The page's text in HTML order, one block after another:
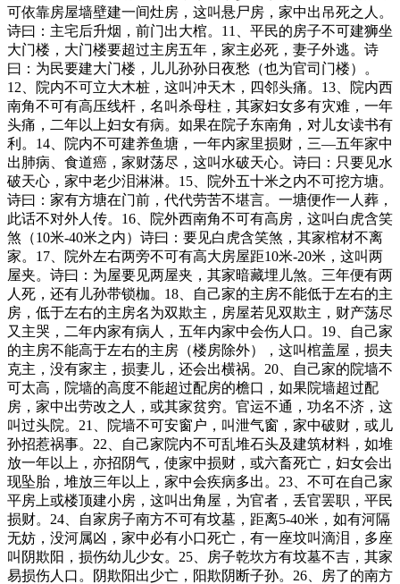
可依靠房屋墙壁建一间灶房，这叫悬尸房，家中出吊死之人。
诗曰：主宅后升烟，前门出大棺。11、平民的房子不可建狮坐
大门楼，大门楼要超过主房五年，家主必死，妻子外逃。诗
曰：为民要建大门楼，儿儿孙孙日夜愁（也为官司门楼）。
12、院内不可立大木桩，这叫冲天木，四邻头痛。13、院内西
南角不可有高压线杆，名叫杀母柱，其家妇女多有灾难，一年
头痛，二年以上妇女有病。如果在院子东南角，对儿女读书有
利。14、院内不可建养鱼塘，一年内家里损财，三―五年家中
出肺病、食道癌，家财荡尽，这叫水破天心。诗曰：只要见水
破天心，家中老少泪淋淋。15、院外五十米之内不可挖方塘。
诗曰：家有方塘在门前，代代劳苦不堪言。一塘便作一人葬，
此话不对外人传。16、院外西南角不可有高房，这叫白虎含笑
煞（10米-40米之内）诗曰：要见白虎含笑煞，其家棺材不离
家。17、院外左右两旁不可有高大房屋距10米-20米，这叫两
屋夹。诗曰：为屋要见两屋夹，其家暗藏埋儿煞。三年便有两
人死，还有儿孙带锁枷。18、自己家的主房不能低于左右的主
房，低于左右的主房名为双欺主，房屋若见双欺主，财产荡尽
又主哭，二年内家有病人，五年内家中会伤人口。19、自己家
的主房不能高于左右的主房（楼房除外），这叫棺盖屋，损夫
克主，没有家主，损妻儿，还会出横祸。20、自己家的院墙不
可太高，院墙的高度不能超过配房的檐口，如果院墙超过配
房，家中出劳改之人，或其家贫穷。官运不通，功名不济，这
叫过头院。21、院墙不可安窗户，叫泄气窗，家中破财，或儿
孙招惹祸事。22、自己家院内不可乱堆石头及建筑材料，如堆
放一年以上，亦招阴气，使家中损财，或六畜死亡，妇女会出
现坠胎，堆放三年以上，家中会疾病多出。23、不可在自己家
平房上或楼顶建小房，这叫出角屋，为官者，丢官罢职，平民
损财。24、自家房子南方不可有坟墓，距离5-40米，如有河隔
无妨，没河属凶，家中必有小口死亡，有一座坟叫滴泪，多座
叫阴欺阳，损伤幼儿少女。25、房子乾坎方有坟墓不吉，其家
易损伤人口。阴欺阳出少亡，阳欺阴断子孙。26、房了的南方